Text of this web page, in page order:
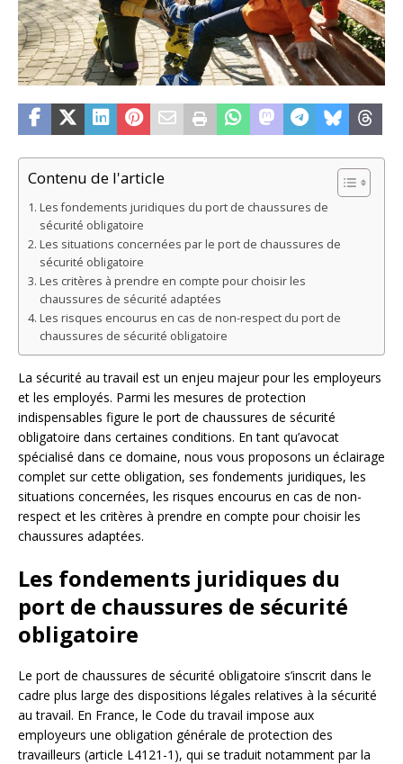
Contenu de l'article
Les fondements juridiques du port de chaussures de
sécurité obligatoire
Les situations concernées par le port de chaussures de
sécurité obligatoire
Les critères à prendre en compte pour choisir les
chaussures de sécurité adaptées
Les risques encourus en cas de non-respect du port de
chaussures de sécurité obligatoire
La sécurité au travail est un enjeu majeur pour les employeurs
et les employés. Parmi les mesures de protection
indispensables figure le port de chaussures de sécurité
obligatoire dans certaines conditions. En tant qu’avocat
spécialisé dans ce domaine, nous vous proposons un éclairage
complet sur cette obligation, ses fondements juridiques, les
situations concernées, les risques encourus en cas de non-
respect et les critères à prendre en compte pour choisir les
chaussures adaptées.
Les fondements juridiques du
port de chaussures de sécurité
obligatoire
Le port de chaussures de sécurité obligatoire s’inscrit dans le
cadre plus large des dispositions légales relatives à la sécurité
au travail. En France, le Code du travail impose aux
employeurs une obligation générale de protection des
travailleurs (article L4121-1), qui se traduit notamment par la